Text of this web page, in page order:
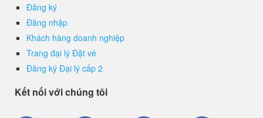
Đăng ký
Đăng nhập
Khách hàng doanh nghiệp
Trang đại lý Đặt vé
Đăng ký Đại lý cấp 2
Kết nối với chúng tôi